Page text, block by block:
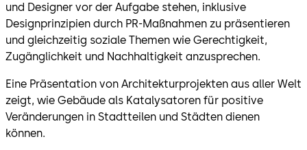
und Designer vor der Aufgabe stehen, inklusive
Designprinzipien durch PR-Maßnahmen zu präsentieren
und gleichzeitig soziale Themen wie Gerechtigkeit,
Zugänglichkeit und Nachhaltigkeit anzusprechen.
Eine Präsentation von Architekturprojekten aus aller Welt
zeigt, wie Gebäude als Katalysatoren für positive
Veränderungen in Stadtteilen und Städten dienen
können.